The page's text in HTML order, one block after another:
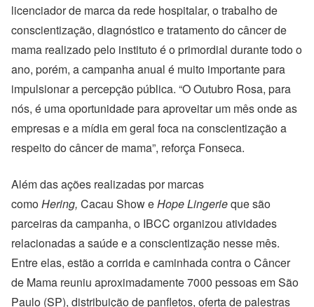
licenciador de marca da rede hospitalar, o trabalho de
conscientização, diagnóstico e tratamento do câncer de
mama realizado pelo instituto é o primordial durante todo o
ano, porém, a campanha anual é muito importante para
impulsionar a percepção pública. “O Outubro Rosa, para
nós, é uma oportunidade para aproveitar um mês onde as
empresas e a mídia em geral foca na conscientização a
respeito do câncer de mama”, reforça Fonseca.
Além das ações realizadas por marcas
comoHering, Cacau Show eHope Lingerieque são
parceiras da campanha, o IBCC organizou atividades
relacionadas a saúde e a conscientização nesse mês.
Entre elas, estão a corrida e caminhada contra o Câncer
de Mama reuniu aproximadamente 7000 pessoas em São
Paulo (SP), distribuição de panfletos, oferta de palestras